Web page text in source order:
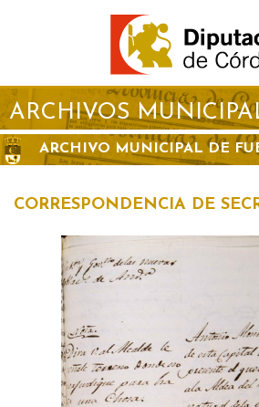
ARCHIVOS
ARCHIVO MUNICIPAL DE
CORRESPONDENCIA DE